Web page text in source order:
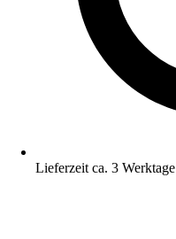
Lieferzeit ca. 3 Werktage